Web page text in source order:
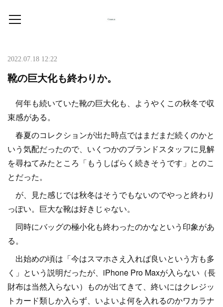
2022.07.18 12:22
靴の巨大化も終わりか。
何年も続いていた靴の巨大化も、ようやくこの秋冬で収
束感がある。
春夏のコレクションが出た時点ではまだまだ続くのかと
いう気配だったので、いくつかのブランドスタッフに見解
を尋ねてみたところ「もうしばらく続きそうです」とのこ
とだった。
が、見た感じでは秋冬はそうでもないのでやっと終わり
っぽい。巨大な靴は好きじゃない。
同時にバッグの極小化も終わったのかなという印象があ
る。
出始めの頃は「今はスマホさえ入れば良いという方も多
く」という説明だったが、iPhone Pro Maxが入らない（長
財布は当然入らない）ものが出てきて、終いにはクレジッ
トカード類しか入らず、いよいよ何を入れるのかワカラナ